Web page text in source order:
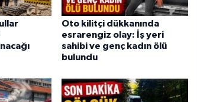
Oto kilitçi dükkanında
esrarengiz olay: İş yeri
sahibi ve genç kadın ölü
bulundu